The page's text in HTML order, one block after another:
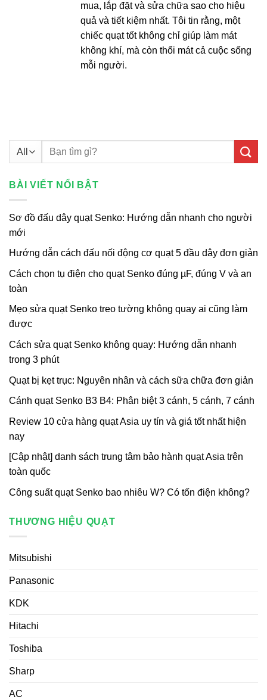
mua, lắp đặt và sửa chữa sao cho hiệu
quả và tiết kiệm nhất. Tôi tin rằng, một
chiếc quạt tốt không chỉ giúp làm mát
không khí, mà còn thổi mát cả cuộc sống
mỗi người.
Tìm
BÀI VIẾT NỔI BẬT
Sơ đồ đấu dây quạt Senko: Hướng dẫn nhanh cho người
mới
Hướng dẫn cách đấu nối động cơ quạt 5 đầu dây đơn giản
Cách chọn tụ điện cho quạt Senko đúng µF, đúng V và an
toàn
Mẹo sửa quạt Senko treo tường không quay ai cũng làm
được
Cách sửa quạt Senko không quay: Hướng dẫn nhanh
trong 3 phút
Quạt bị kẹt trục: Nguyên nhân và cách sữa chữa đơn giản
Cánh quạt Senko B3 B4: Phân biệt 3 cánh, 5 cánh, 7 cánh
Review 10 cửa hàng quạt Asia uy tín và giá tốt nhất hiện
nay
[Cập nhật] danh sách trung tâm bảo hành quạt Asia trên
toàn quốc
Công suất quạt Senko bao nhiêu W? Có tốn điện không?
THƯƠNG HIỆU QUẠT
Mitsubishi
Panasonic
KDK
Hitachi
Toshiba
Sharp
AC